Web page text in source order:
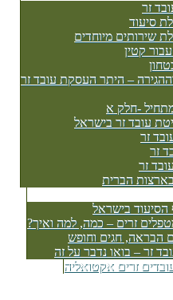
זר
סיעוד
שירותים מיוחדים
קטין
– היתר העסקת עובד זר
-חלק א
עובד זר בישראל
זר
זר
זר
הברית
הסיעוד בישראל
זרים – כמה, למה ואיך?
הבראה, חגים וחופש
זר – בואו נדבר על זה
זרים אקטואליה